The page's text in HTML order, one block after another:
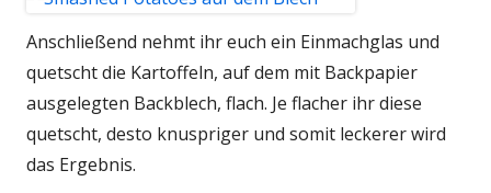
Anschließend nehmt ihr euch ein Einmachglas und
quetscht die Kartoffeln, auf dem mit Backpapier
ausgelegten Backblech, flach. Je flacher ihr diese
quetscht, desto knuspriger und somit leckerer wird
das Ergebnis.